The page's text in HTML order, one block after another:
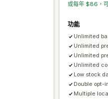
或每年 $86，
功能
Unlimited
Unlimited
Unlimited
Unlimited
Low stock
Double opt-
Multiple